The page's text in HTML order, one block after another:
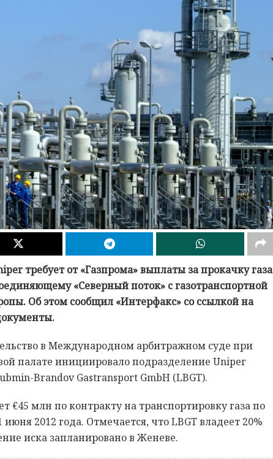
требует от «Газпрома» выплаты за прокачку газа
«Северный поток» с газотранспортной
Об этом сообщил «Интерфакс» со ссылкой на
в Международном арбитражном суде при
палате инициировало подразделение Uniper
Brandov Gastransport GmbH (LBGT).
€45 млн по контракту на транспортировку газа по
июня 2012 года. Отмечается, что LBGT владеет 20%
иска запланировано в Женеве.